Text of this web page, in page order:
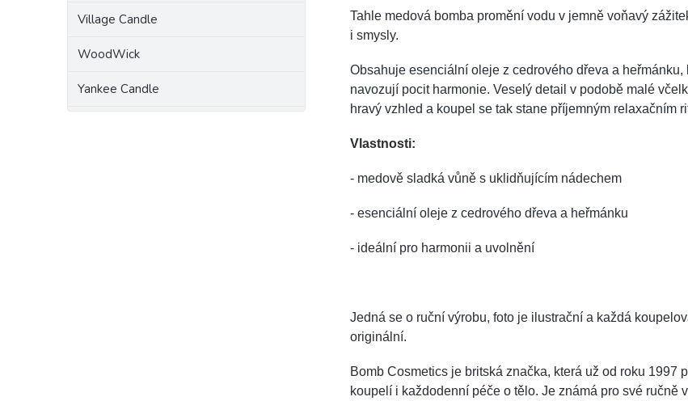
Village Candle
WoodWick
Yankee Candle
Tahle medová bomba promění vodu v jemně voňavý
i smysly.
Obsahuje esenciální oleje z cedrového dřeva a heřmánku,
navozují pocit harmonie. Veselý detail v podobě malé
hravý vzhled a koupel se tak stane příjemným relaxačním
Vlastnosti:
- medově sladká vůně s uklidňujícím nádechem
- esenciální oleje z cedrového dřeva a heřmánku
- ideální pro harmonii a uvolnění
Jedná se o ruční výrobu, foto je ilustrační a každá
originální.
Bomb Cosmetics je britská značka, která už od roku 1997
koupelí i každodenní péče o tělo. Je známá pro své ručně